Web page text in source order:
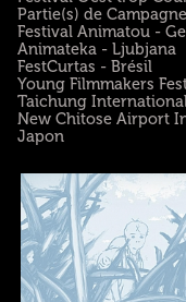
Partie(s) de
Festival Animatou -
Animateka - Ljubjana
FestCurtas - Brésil
Young Filmmakers
Taichung
New Chitose Airport
Japon